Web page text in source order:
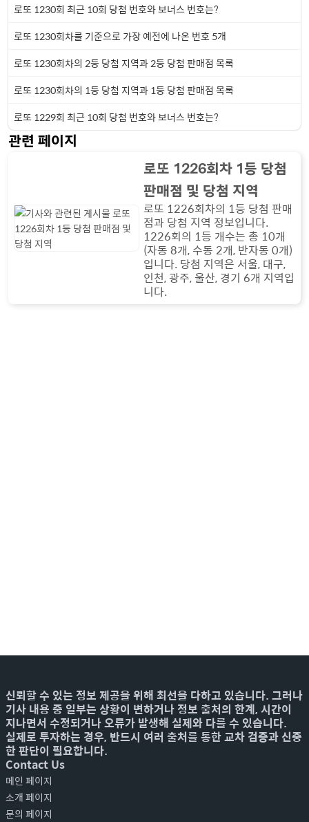
로또 1230회 최근 10회 당첨 번호와 보너스 번호는?
로또 1230회차를 기준으로 가장 예전에 나온 번호 5개
로또 1230회차의 2등 당첨 지역과 2등 당첨 판매점 목록
로또 1230회차의 1등 당첨 지역과 1등 당첨 판매점 목록
로또 1229회 최근 10회 당첨 번호와 보너스 번호는?
관련 페이지
로또 1226회차 1등 당첨
판매점 및 당첨 지역
로또 1226회차의 1등 당첨 판매
점과 당첨 지역 정보입니다.
1226회의 1등 개수는 총 10개
(자동 8개, 수동 2개, 반자동 0개)
입니다. 당첨 지역은 서울, 대구,
인천, 광주, 울산, 경기 6개 지역입
니다.
신뢰할 수 있는 정보 제공을 위해 최선을 다하고 있습니다. 그러나
기사 내용 중 일부는 상황이 변하거나 정보 출처의 한계, 시간이
지나면서 수정되거나 오류가 발생해 실제와 다를 수 있습니다.
실제로 투자하는 경우, 반드시 여러 출처를 통한 교차 검증과 신중
한 판단이 필요합니다.
Contact Us
메인 페이지
소개 페이지
문의 페이지